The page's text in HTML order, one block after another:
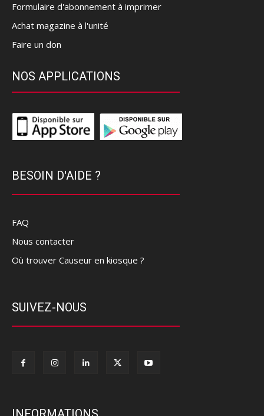
Formulaire d'abonnement à imprimer
Achat magazine à l'unité
Faire un don
NOS APPLICATIONS
BESOIN D'AIDE ?
FAQ
Nous contacter
Où trouver Causeur en kiosque ?
SUIVEZ-NOUS